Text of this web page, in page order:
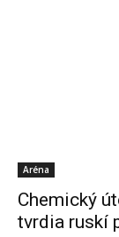
Aréna
Chemický
tvrdia ruskí